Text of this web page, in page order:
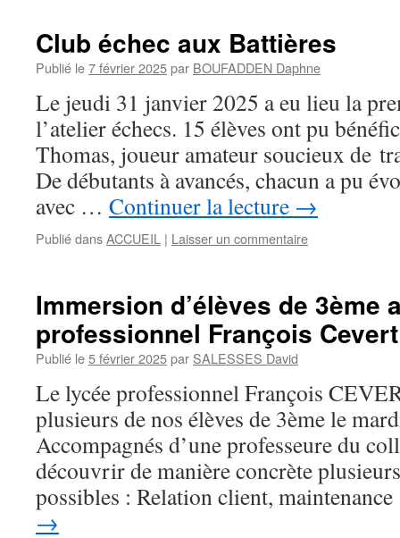
Club échec aux Battières
Publié le7 février 2025par BOUFADDEN Daphne
Le jeudi 31 janvier 2025 a eu lieu la
l’atelier échecs. 15 élèves ont pu
Thomas, joueur amateur soucieux de
De débutants à avancés, chacun a pu
avec … Continuer la lecture →
Publié dansACCUEIL | Laisser un commentaire
Immersion d’élèves de 3ème
professionnel François
Publié le5 février 2025par SALESSES David
Le lycée professionnel François
plusieurs de nos élèves de 3ème le
Accompagnés d’une professeure du
découvrir de manière concrète
possibles : Relation client,
→